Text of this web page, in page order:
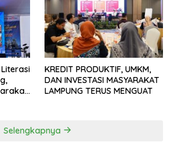
KREDIT PRODUKTIF, UMKM,
DAN INVESTASI MASYARAKAT
LAMPUNG TERUS MENGUAT
Selengkapnya